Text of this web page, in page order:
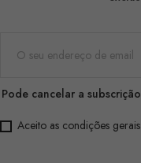
Pode cancelar a
Aceito as condições